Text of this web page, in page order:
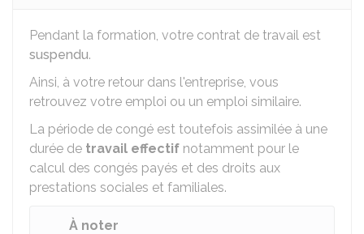
Pendant la formation, votre contrat de travail est
suspendu.
Ainsi, à votre retour dans l'entreprise, vous
retrouvez votre emploi ou un emploi similaire.
La période de congé est toutefois assimilée à une
durée de travail effectif notamment pour le
calcul des congés payés et des droits aux
prestations sociales et familiales.
À noter